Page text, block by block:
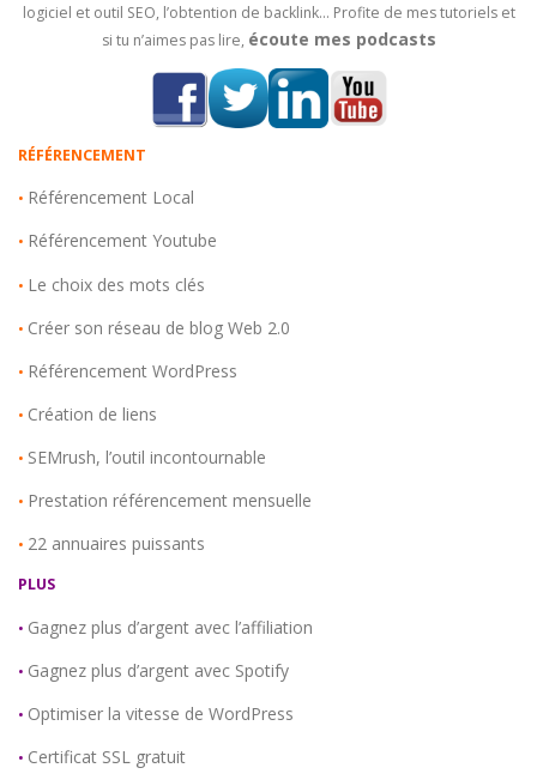
logiciel et outil SEO, l’obtention de backlink… Profite de mes tutoriels et
si tu n’aimes pas lire, écoute mes podcasts
RÉFÉRENCEMENT
• Référencement Local
• Référencement Youtube
• Le choix des mots clés
• Créer son réseau de blog Web 2.0
• Référencement WordPress
• Création de liens
• SEMrush, l’outil incontournable
• Prestation référencement mensuelle
• 22 annuaires puissants
PLUS
• Gagnez plus d’argent avec l’affiliation
• Gagnez plus d’argent avec Spotify
• Optimiser la vitesse de WordPress
• Certificat SSL gratuit